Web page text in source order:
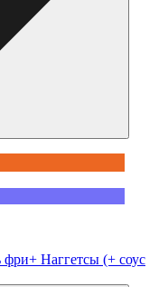
Наггетсы (+ соус